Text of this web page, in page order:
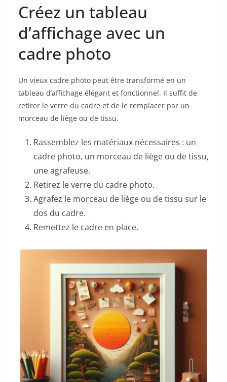
Créez un tableau
d’affichage avec un
cadre photo
Un vieux cadre photo peut être transformé en un
tableau d’affichage élégant et fonctionnel. Il suffit de
retirer le verre du cadre et de le remplacer par un
morceau de liège ou de tissu.
Rassemblez les matériaux nécessaires : un
cadre photo, un morceau de liège ou de tissu,
une agrafeuse.
Retirez le verre du cadre photo.
Agrafez le morceau de liège ou de tissu sur le
dos du cadre.
Remettez le cadre en place.